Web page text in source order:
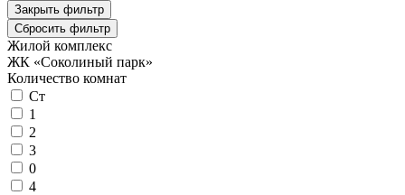
Закрыть фильтр
Сбросить фильтр
Жилой комплекс
ЖК «Соколиный парк»
Количество комнат
Ст
1
2
3
0
4